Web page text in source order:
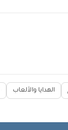
الهدايا والألعاب